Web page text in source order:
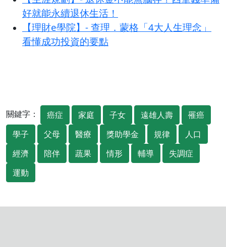
好就能永續退休生活！
【理財e學院】- 查理．蒙格「4大人生理念」
看懂成功投資的要點
關鍵字： 癌症 家庭 子女 遠雄人壽
罹癌
學子
父母 醫療 獎助學金 規律
人口
經濟
陪伴 蔬果 情形 輔導
失調症
運動